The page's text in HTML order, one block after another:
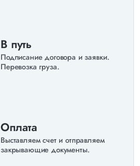
В путь
Подписание договора и заявки.
Перевозка груза.
Оплата
Выставляем счет и отправляем
закрывающие документы.